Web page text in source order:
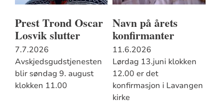
Prest Trond Oscar
Losvik slutter
7.7.2026
Avskjedsgudstjenesten
blir søndag 9. august
klokken 11.00
Navn på årets
konfirmanter
11.6.2026
Lørdag 13.juni klokken
12.00 er det
konfirmasjon i Lavangen
kirke